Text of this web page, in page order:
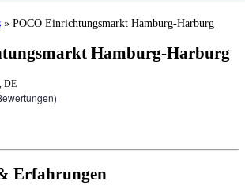
» POCO Einrichtungsmarkt Hamburg-Harburg
Hamburg-Harburg
DE
Erfahrungen